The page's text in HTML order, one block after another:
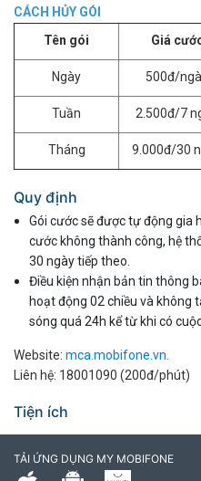
CÁCH HỦY GÓI
Tên gói
Giá
Ngày 500đ/
Tuần 2.500đ/7
Tháng 9.000đ/30
Quy định
Gói cước sẽ được tự động gia
cước không thành công, hệ
30 ngày tiếp theo.
Điều kiện nhận bản tin thông
hoạt động 02 chiều và không
sóng quá 24h kể từ khi có
Website: mca.mobifone.vn.
Liên hệ: 18001090 (200đ/phút)
Tiện ích
TẢI ỨNG DỤNG MY MOBIFONE